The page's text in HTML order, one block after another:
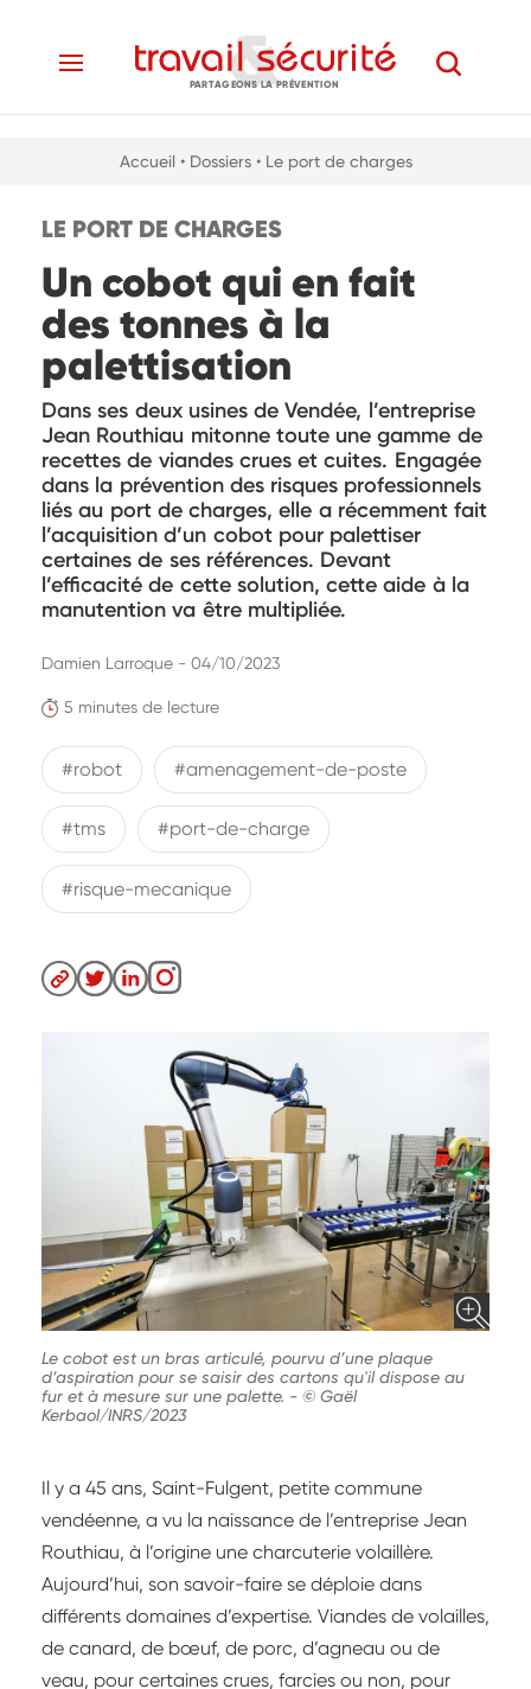
PARTAGEONS LA PRÉVENTION
Accueil • Dossiers • Le port de charges
LE PORT DE CHARGES
Un cobot qui en fait
des tonnes à la
palettisation
Dans ses deux usines de Vendée, l’entreprise
Jean Routhiau mitonne toute une gamme de
recettes de viandes crues et cuites. Engagée
dans la prévention des risques professionnels
liés au port de charges, elle a récemment fait
l’acquisition d’un cobot pour palettiser
certaines de ses références. Devant
l’efficacité de cette solution, cette aide à la
manutention va être multipliée.
5 minutes de lecture
Damien Larroque - 04/10/2023
#robot #amenagement-de-poste
#tms #port-de-charge
#risque-mecanique
Le cobot est un bras articulé, pourvu d’une plaque
d’aspiration pour se saisir des cartons qu'il dispose au
fur et à mesure sur une palette. - © Gaël
Kerbaol/INRS/2023
Il y a 45 ans, Saint-Fulgent, petite commune
vendéenne, a vu la naissance de l’entreprise Jean
Routhiau, à l’origine une charcuterie volaillère.
Aujourd’hui, son savoir-faire se déploie dans
différents domaines d’expertise. Viandes de volailles,
de canard, de bœuf, de porc, d’agneau ou de
veau, pour certaines crues, farcies ou non, pour